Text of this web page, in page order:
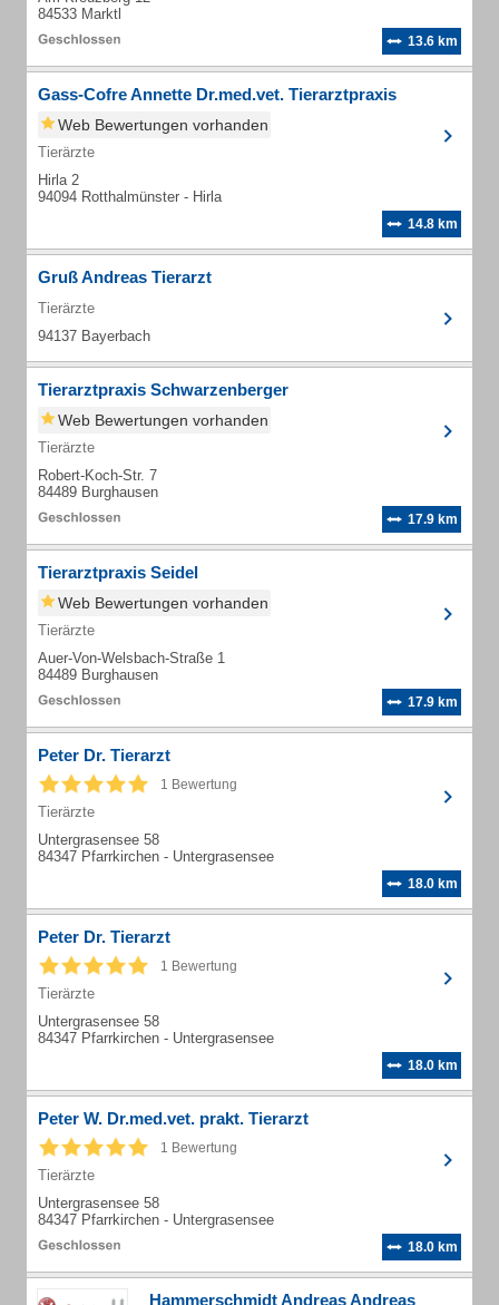
84533 Marktl
13.6 km
Gass-Cofre Annette Dr.med.vet. Tierarztpraxis
Web Bewertungen vorhanden
Tierärzte
Hirla 2
94094 Rotthalmünster - Hirla
14.8 km
Gruß Andreas Tierarzt
Tierärzte
94137 Bayerbach
Tierarztpraxis Schwarzenberger
Web Bewertungen vorhanden
Tierärzte
Robert-Koch-Str. 7
84489 Burghausen
17.9 km
Tierarztpraxis Seidel
Web Bewertungen vorhanden
Tierärzte
Auer-Von-Welsbach-Straße 1
84489 Burghausen
17.9 km
Peter Dr. Tierarzt
1 Bewertung
Tierärzte
Untergrasensee 58
84347 Pfarrkirchen - Untergrasensee
18.0 km
Peter Dr. Tierarzt
1 Bewertung
Tierärzte
Untergrasensee 58
84347 Pfarrkirchen - Untergrasensee
18.0 km
Peter W. Dr.med.vet. prakt. Tierarzt
1 Bewertung
Tierärzte
Untergrasensee 58
84347 Pfarrkirchen - Untergrasensee
18.0 km
Hammerschmidt Andreas Andreas